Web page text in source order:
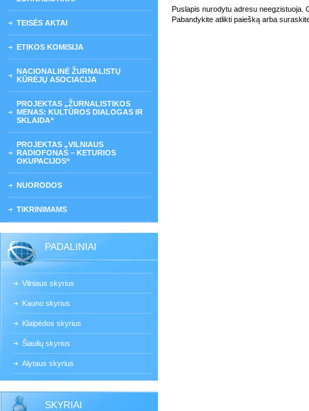
TEISĖS AKTAI
ETIKOS KOMISIJA
NACIONALINĖ ŽURNALISTŲ
KŪRĖJŲ ASOCIACIJA
PROJEKTAS „ŽURNALISTIKOS
MENAS: KULTŪROS DIALOGAS IR
SKLAIDA“
PROJEKTAS „VILNIAUS
RADIOFONAS – KETURIOS
OKUPACIJOS“
NUORODOS
TIKRINIMAMS
PADALINIAI
Vilniaus skyrius
Kauno skyrius
Klaipėdos skyrius
Šiaulių skyrius
Alytaus skyrius
SKYRIAI
Puslapis nurodytu adresu neegzistuoja.
Pabandykite atlikti paiešką arba